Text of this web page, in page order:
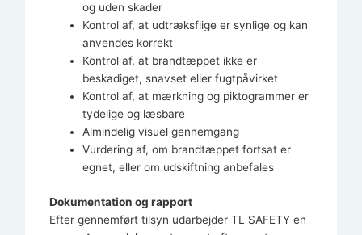
og uden skader
Kontrol af, at udtræksflige er synlige og kan
anvendes korrekt
Kontrol af, at brandtæppet ikke er
beskadiget, snavset eller fugtpåvirket
Kontrol af, at mærkning og piktogrammer er
tydelige og læsbare
Almindelig visuel gennemgang
Vurdering af, om brandtæppet fortsat er
egnet, eller om udskiftning anbefales
Dokumentation og rapport
Efter gennemført tilsyn udarbejder TL SAFETY en